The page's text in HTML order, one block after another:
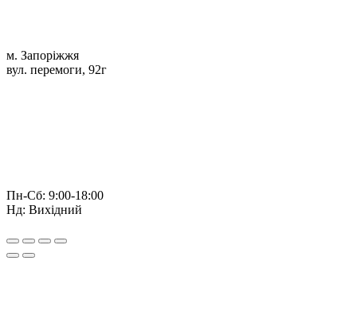
м. Запоріжжя
вул. перемоги, 92г
Пн-Сб: 9:00-18:00
Нд: Вихідний